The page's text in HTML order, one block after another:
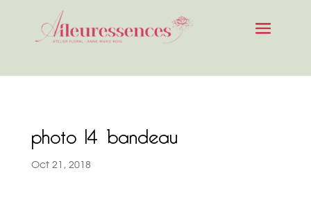
photo 14 bandeau
Oct 21, 2018